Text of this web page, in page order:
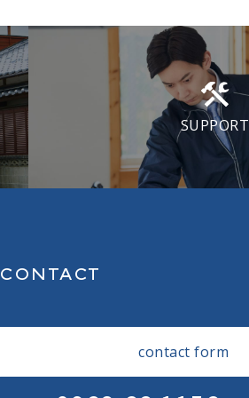
SUPPORT
CONTACT
contact form